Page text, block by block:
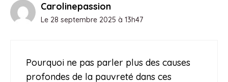
Carolinepassion
Le 28 septembre 2025 à 13h47
Pourquoi ne pas parler plus des causes
profondes de la pauvreté dans ces